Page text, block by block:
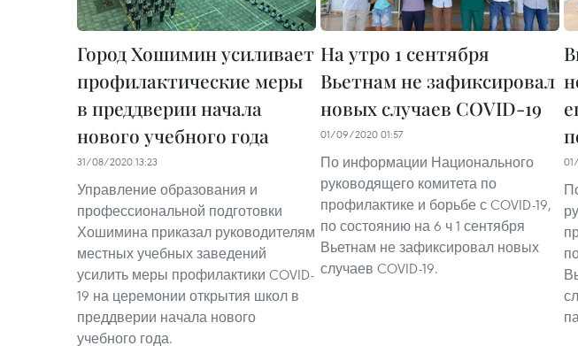
Город Хошимин усиливает
профилактические меры
в преддверии начала
нового учебного года
31/08/2020 13:23
Управление образования и
профессиональной подготовки
Хошимина приказал руководителям
местных учебных заведений
усилить меры профилактики COVID-
19 на церемонии открытия школ в
преддверии начала нового
учебного года.
На утро 1 сентября
Вьетнам не зафиксировал
новых случаев COVID-19
01/09/2020 01:57
По информации Национального
руководящего комитета по
профилактике и борьбе с COVID-19,
по состоянию на 6 ч 1 сентября
Вьетнам не зафиксировал новых
случаев COVID-19.